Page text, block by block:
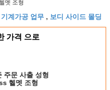
계가공 업무 , 보디 사이드 몰딩
가격 으로
주문 사출 성형
헬멧 조형